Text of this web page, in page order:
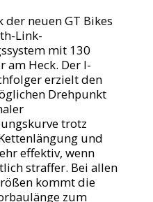
der neuen GT Bikes
Link-
mit 130
am Heck. Der I-
erzielt den
Drehpunkt
trotz
und
effektiv, wenn
straffer. Bei allen
kommt die
zum